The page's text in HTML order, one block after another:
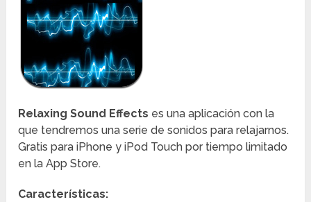
Relaxing Sound Effects es una aplicación con la
que tendremos una serie de sonidos para relajarnos.
Gratis para iPhone y iPod Touch por tiempo limitado
en la App Store.
Características: